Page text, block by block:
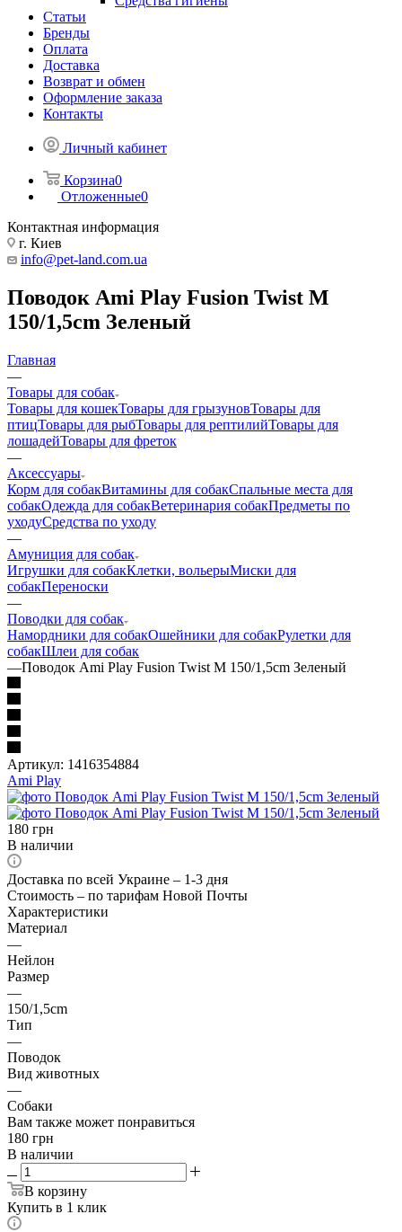
Статьи
Бренды
Оплата
Доставка
Возврат и обмен
Оформление заказа
Контакты
Личный кабинет
Корзина0
Отложенные0
Контактная информация
г. Киев
info@pet-land.com.ua
Поводок Ami Play Fusion Twist M
150/1,5cm Зеленый
Главная
—
Товары для собак
Товары для кошекТовары для грызуновТовары для
птицТовары для рыбТовары для рептилийТовары для
лошадейТовары для фреток
—
Аксессуары
Корм для собакВитамины для собакСпальные места для
собакОдежда для собакВетеринария собакПредметы по
уходуСредства по уходу
—
Амуниция для собак
Игрушки для собакКлетки, вольерыМиски для
собакПереноски
—
Поводки для собак
Намордники для собакОшейники для собакРулетки для
собакШлеи для собак
—Поводок Ami Play Fusion Twist M 150/1,5cm Зеленый
Артикул: 1416354884
Ami Play
180 грн
В наличии
Доставка по всей Украине – 1-3 дня
Стоимость – по тарифам Новой Почты
Характеристики
Материал
—
Нейлон
Размер
—
150/1,5cm
Тип
—
Поводок
Вид животных
—
Собаки
Вам также может понравиться
180 грн
В наличии
В корзину
Купить в 1 клик